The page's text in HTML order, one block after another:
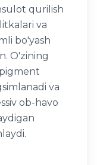
qurilish
va
bo'yash
O'zining
va
ob-havo